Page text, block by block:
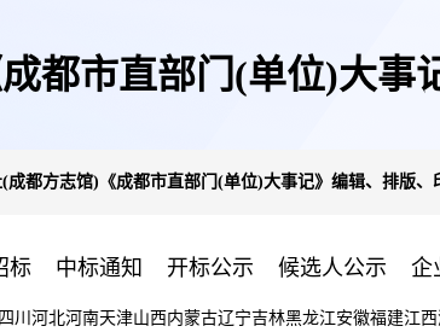
都市直部门(单位)大
成都方志馆)《成都市直部门(单位)大事记》编辑、排版、
标 中标通知 开标公示 候选人公示 企
四川 河北河南天津山西内蒙古辽宁吉林黑龙江安徽福建江西